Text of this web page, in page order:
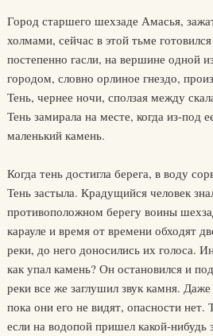
Город старшего шехзаде Амасья,
холмами, сейчас в этой тьме
постепенно гасли, на вершине одной
городом, словно орлиное гнездо,
Тень, чернее ночи, сползая между
Тень замирала на месте, когда из-под
маленький камень.
Когда тень достигла берега, в воду
Тень застыла. Крадущийся человек
противоположном берегу воины
карауле и время от времени обходят
реки, до него доносились их голоса.
как упал камень? Он остановился и
реки все же заглушил звук камня.
пока они его не видят, опасности нет.
если на водопой пришел какой-нибудь